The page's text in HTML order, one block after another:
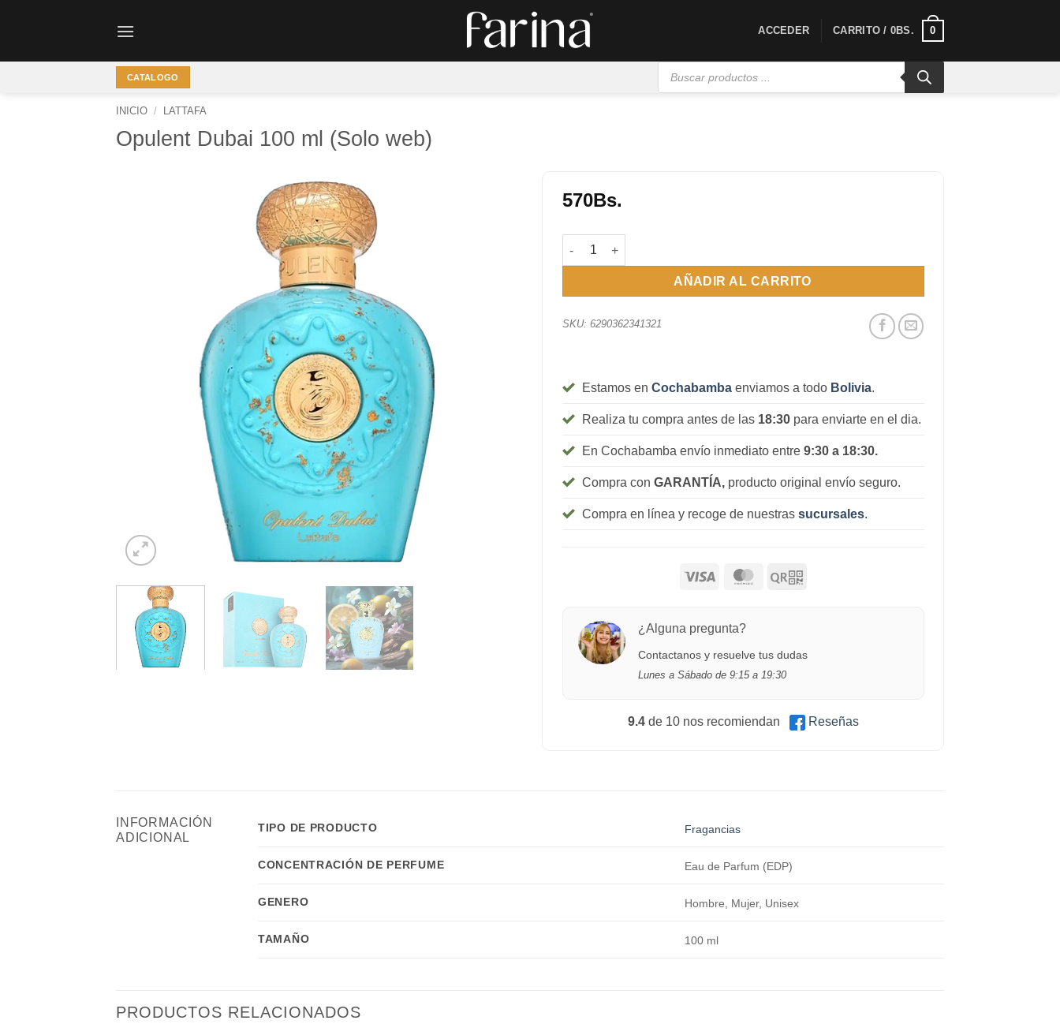
ACCEDER CARRITO / 0BS. 0
CATALOGO
Búsqueda
INICIO / LATTAFA
Opulent Dubai 100 ml (Solo web)
570Bs.
Opulent Dubai 100 ml (Solo web) cantidad
AÑADIR AL CARRITO
SKU: 6290362341321
Estamos en Cochabamba enviamos a todo Bolivia.
Realiza tu compra antes de las 18:30para enviarte en el dia.
En Cochabamba envío inmediato entre 9:30 a 18:30.
Compra con GARANTÍA,producto original envío seguro.
Compra en línea y recoge de nuestras sucursales.
¿Alguna pregunta?
Contactanos y resuelve tus dudas
Lunes a Sábado de 9:15 a 19:30
9.4de 10 nos recomiendan Reseñas
INFORMACIÓN
ADICIONAL
TIPO DE PRODUCTO Fragancias
CONCENTRACIÓN DE PERFUME Eau de Parfum (EDP)
GENERO Hombre, Mujer, Unisex
TAMAÑO 100 ml
PRODUCTOS RELACIONADOS